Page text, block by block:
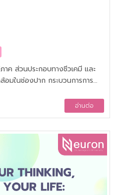
ค ส่วนประกอบทางชีวเคมี และ
มในช่องปาก กระบวนการการ
นผุ วิธีการแปรงฟันที่เหมาะสม
นโรคในช่องปากและผลิตภัณฑ์
อายุ และทางเลือกของการใส่ฟัน
อ่านต่อ